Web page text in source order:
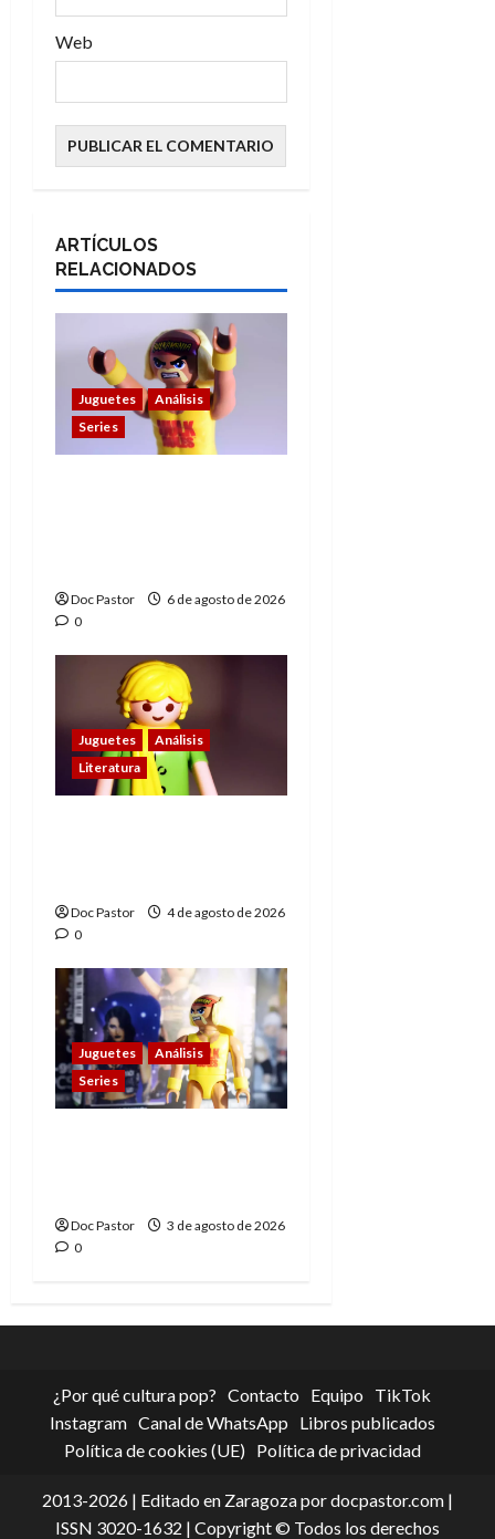
Web
ARTÍCULOS
RELACIONADOS
Juguetes
Análisis
Series
Doc Pastor
6 de agosto de 2026
0
Juguetes
Análisis
Literatura
Doc Pastor
4 de agosto de 2026
0
Juguetes
Análisis
Series
Doc Pastor
3 de agosto de 2026
0
¿Por qué cultura pop? Contacto Equipo
TikTok
Instagram Canal de WhatsApp
Libros publicados
Política de cookies (UE)
Política de privacidad
2013-2026 | Editado en Zaragoza por docpastor.com |
ISSN 3020-1632 | Copyright © Todos los derechos